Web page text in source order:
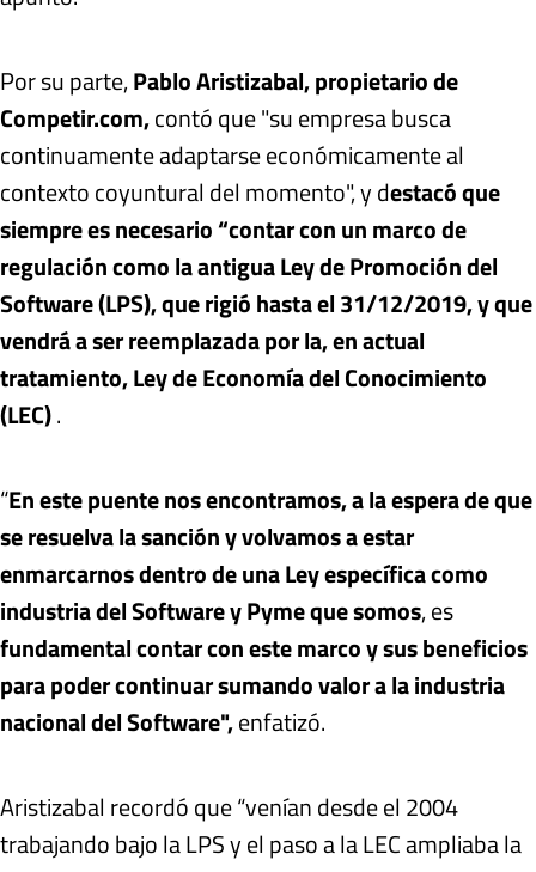
Por su parte,Pablo Aristizabal, propietario de
Competir.com,contó que "su empresa busca
continuamente adaptarse económicamente al
contexto coyuntural del momento", y destacó que
siempre es necesario “contar con un marco de
regulación como la antigua Ley de Promoción del
Software (LPS), que rigió hasta el 31/12/2019, y que
vendrá a ser reemplazada por la, en actual
tratamiento, Ley de Economía del Conocimiento
(LEC).
“En este puente nos encontramos, a la espera de que
se resuelva la sanción y volvamos a estar
enmarcarnos dentro de una Ley específica como
industria del Software y Pyme que somos, es
fundamental contar con este marco y sus beneficios
para poder continuar sumando valor a la industria
nacional del Software",enfatizó.
Aristizabal recordó que “venían desde el 2004
trabajando bajo la LPS y el paso a la LEC ampliaba la